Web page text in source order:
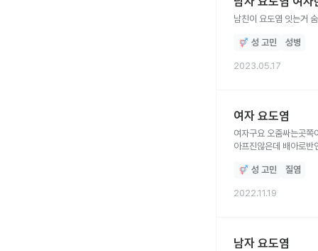
남친이 요도염 잇는거
성 고민 성병
2023.05.17
여자 요도염
여자구요 오줌싸는곳쪽
아프진않은데 배아로반
성 고민 질염
2022.11.19
남자 요도염